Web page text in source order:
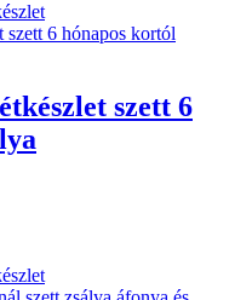
szett 6